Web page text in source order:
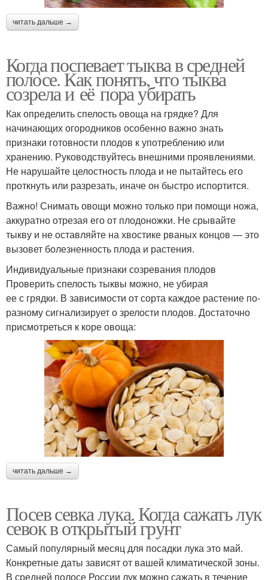
читать дальше →
Когда поспевает тыква в средней
полосе. Как понять, что тыква
созрела и её пора убирать
Как определить спелость овоща на грядке? Для
начинающих огородников особенно важно знать
признаки готовности плодов к употреблению или
хранению. Руководствуйтесь внешними проявлениями.
Не нарушайте целостность плода и не пытайтесь его
проткнуть или разрезать, иначе он быстро испортится.
Важно! Снимать овощи можно только при помощи ножа,
аккуратно отрезая его от плодоножки. Не срывайте
тыкву и не оставляйте на хвостике рваных концов — это
вызовет болезненность плода и растения.
Индивидуальные признаки созревания плодов
Проверить спелость тыквы можно, не убирая
ее с грядки. В зависимости от сорта каждое растение по-
разному сигнализирует о зрелости плодов. Достаточно
присмотреться к коре овоща:
читать дальше →
Посев севка лука. Когда сажать лук
севок в открытый грунт
Самый популярный месяц для посадки лука это май.
Конкретные даты зависят от вашей климатической зоны.
В средней полосе России лук можно сажать в течение